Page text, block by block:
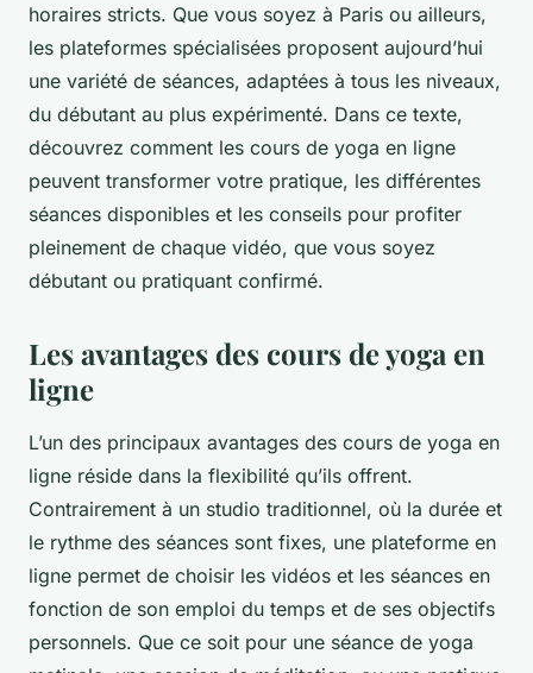
horaires stricts. Que vous soyez à Paris ou ailleurs,
les plateformes spécialisées proposent aujourd’hui
une variété de séances, adaptées à tous les niveaux,
du débutant au plus expérimenté. Dans ce texte,
découvrez comment les cours de yoga en ligne
peuvent transformer votre pratique, les différentes
séances disponibles et les conseils pour profiter
pleinement de chaque vidéo, que vous soyez
débutant ou pratiquant confirmé.
Les avantages des cours de yoga en
ligne
L’un des principaux avantages des cours de yoga en
ligne réside dans la flexibilité qu’ils offrent.
Contrairement à un studio traditionnel, où la durée et
le rythme des séances sont fixes, une plateforme en
ligne permet de choisir les vidéos et les séances en
fonction de son emploi du temps et de ses objectifs
personnels. Que ce soit pour une séance de yoga